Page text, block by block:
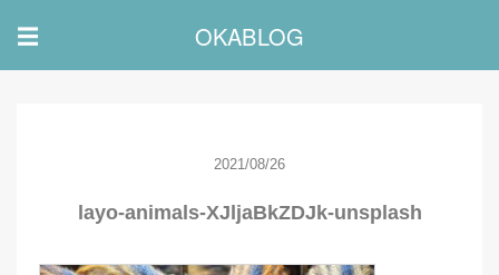
☰ OKABLOG
2021/08/26
layo-animals-XJljaBkZDJk-unsplash